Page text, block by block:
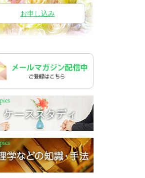
お申し込み